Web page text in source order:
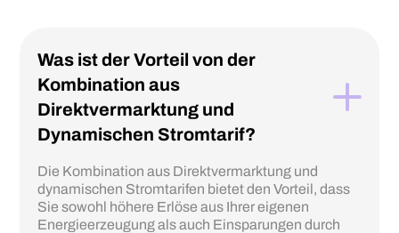
Was ist der Vorteil von der
Kombination aus
Direktvermarktung und
Dynamischen Stromtarif?
Die Kombination aus Direktvermarktung und
dynamischen Stromtarifen bietet den Vorteil, dass
Sie sowohl höhere Erlöse aus Ihrer eigenen
Energieerzeugung als auch Einsparungen durch